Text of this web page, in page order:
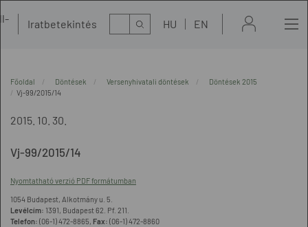
Iratbetekintés Kereső HU EN
Főoldal Döntések Versenyhivatali döntések
Döntések 2015
Vj-99/2015/14
2015. 10. 30.
Vj-99/2015/14
Nyomtatható verzió PDF formátumban
1054 Budapest, Alkotmány u. 5.
Levélcím: 1391, Budapest 62. Pf. 211.
Telefon: (06-1) 472-8865, Fax: (06-1) 472-8860